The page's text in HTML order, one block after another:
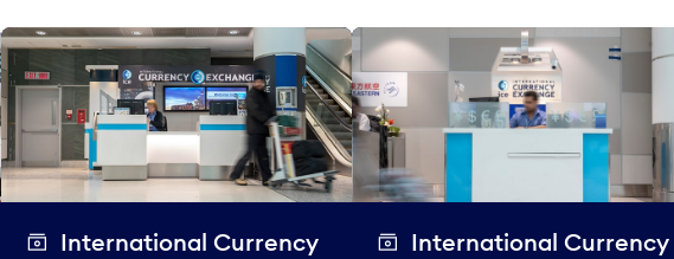
International Currency
International Currency